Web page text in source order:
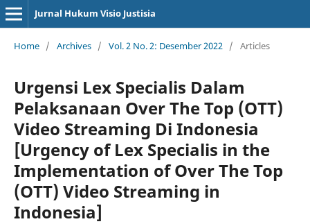
Jurnal Hukum Visio Justisia
Home / Archives / Vol. 2 No. 2: Desember 2022 / Articles
Urgensi Lex Specialis Dalam
Pelaksanaan Over The Top (OTT)
Video Streaming Di Indonesia
[Urgency of Lex Specialis in the
Implementation of Over The Top
(OTT) Video Streaming in
Indonesia]